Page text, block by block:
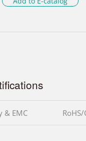
& EMC